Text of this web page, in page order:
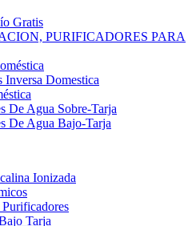
Gratis
PURIFICADORES PARA
Inversa Domestica
De Agua Sobre-Tarja
De Agua Bajo-Tarja
Ionizada
Tarja